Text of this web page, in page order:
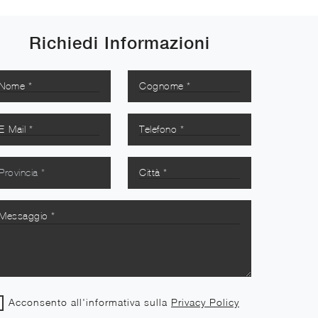
Richiedi Informazioni
Acconsento all'informativa sulla Privacy Policy